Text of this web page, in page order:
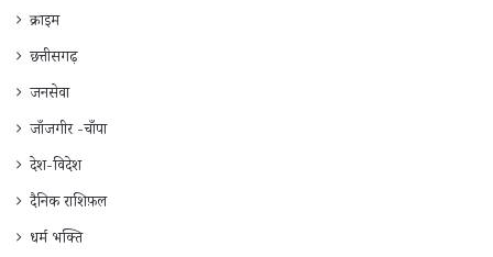
क्राइम
छत्तीसगढ़
जनसेवा
जाँजगीर -चाँपा
देश-विदेश
दैनिक राशिफ़ल
धर्म भक्ति